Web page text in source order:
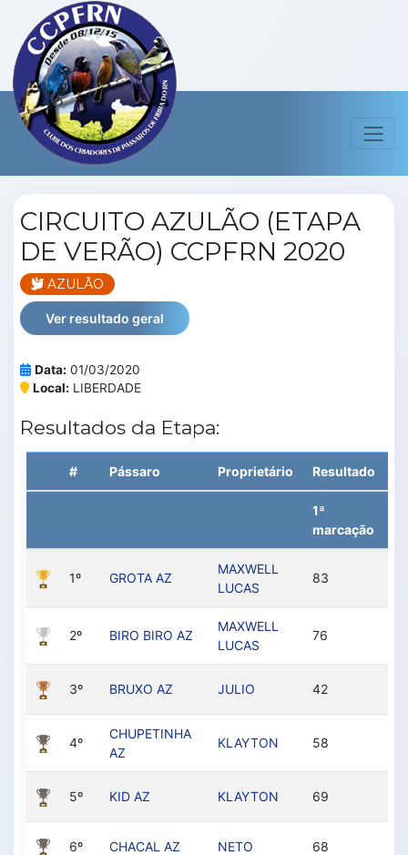
CIRCUITO AZULÃO (ETAPA
DE VERÃO) CCPFRN 2020
AZULÃO
Ver resultado geral
Data: 01/03/2020
Local: LIBERDADE
Resultados da Etapa:
# Pássaro Proprietário Resultado
1ª
marcação
1º GROTA AZ
MAXWELL
LUCAS
83
2º BIRO BIRO AZ
MAXWELL
LUCAS
76
3º BRUXO AZ JULIO 42
4º
CHUPETINHA
AZ
KLAYTON 58
5º KID AZ KLAYTON 69
6º CHACAL AZ NETO 68